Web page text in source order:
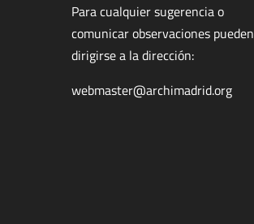
Para cualquier sugerencia o
comunicar observaciones pueden
dirigirse a la dirección:
webmaster@archimadrid.org